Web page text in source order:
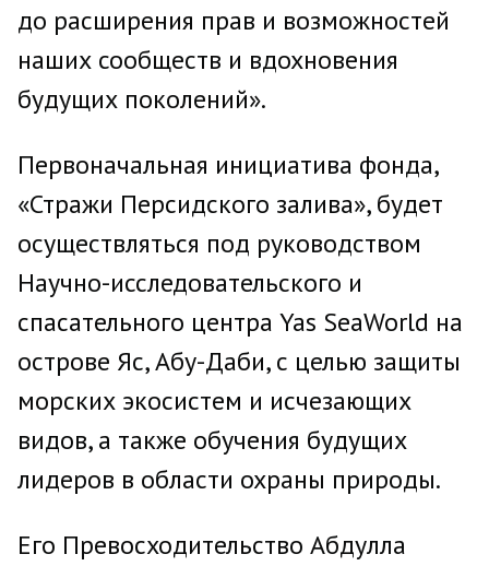
до расширения прав и возможностей
наших сообществ и вдохновения
будущих поколений».
Первоначальная инициатива фонда,
«Стражи Персидского залива», будет
осуществляться под руководством
Научно-исследовательского и
спасательного центра Yas SeaWorld на
острове Яс, Абу-Даби, с целью защиты
морских экосистем и исчезающих
видов, а также обучения будущих
лидеров в области охраны природы.
Его Превосходительство Абдулла